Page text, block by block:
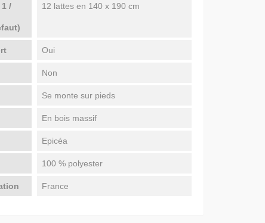
/
12 lattes en 140 x 190 cm
Oui
Non
Se monte sur pieds
En bois massif
Epicéa
100 % polyester
France